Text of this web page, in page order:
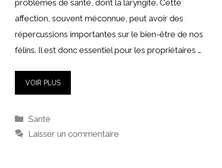
problèmes de santé, dont la laryngite. Cette
affection, souvent méconnue, peut avoir des
répercussions importantes sur le bien-être de nos
félins. Il est donc essentiel pour les propriétaires …
VOIR PLUS
Catégories
Santé
Laisser un commentaire